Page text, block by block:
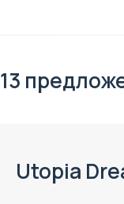
13
Utopia